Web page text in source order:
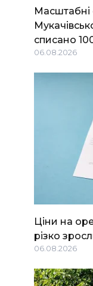
Масштабні
списано
06.08.2026
Ціни на
різко
06.08.2026